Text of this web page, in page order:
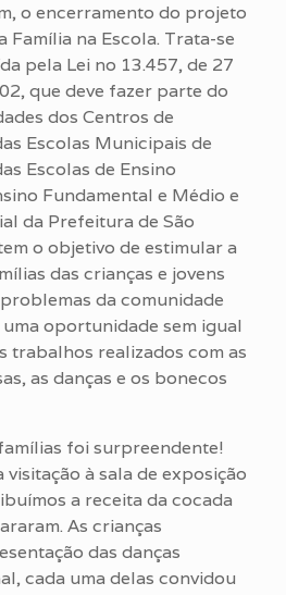
o encerramento do projeto
Família na Escola. Trata-se
pela Lei no 13.457, de 27
que deve fazer parte do
dos Centros de
Escolas Municipais de
Escolas de Ensino
Fundamental e Médio e
da Prefeitura de São
o objetivo de estimular a
das crianças e jovens
da comunidade
oportunidade sem igual
trabalhos realizados com as
as danças e os bonecos
foi surpreendente!
à sala de exposição
a receita da cocada
As crianças
das danças
cada uma delas convidou